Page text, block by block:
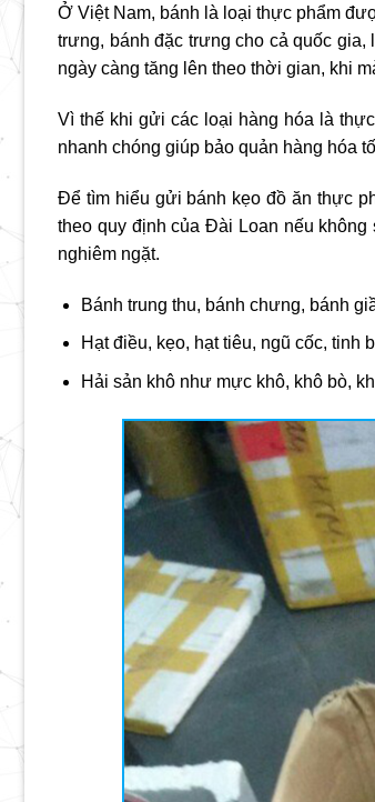
Ở Việt Nam, bánh là loại thực phẩm
trưng, bánh đặc trưng cho cả quốc
ngày càng tăng lên theo thời gian, khi
Vì thế khi gửi các loại hàng hóa là
nhanh chóng giúp bảo quản hàng hóa
Để tìm hiểu gửi bánh kẹo đồ ăn thực
theo quy định của Đài Loan nếu
nghiêm ngặt.
Bánh trung thu, bánh chưng, bánh
Hạt điều, kẹo, hạt tiêu, ngũ cốc, tinh
Hải sản khô như mực khô, khô bò,